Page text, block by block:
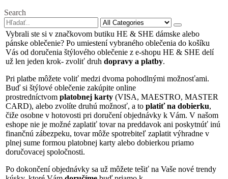
Search
Vybrali ste si v značkovom butiku HE & SHE dámske alebo
pánske oblečenie? Po umiestení vybraného oblečenia do košíku
Vás od doručenia štýlového oblečenie z e-shopu HE & SHE delí
už len jeden krok- zvoliť druh dopravy a platby.
Pri platbe môžete voliť medzi dvoma pohodlnými možnosťami.
Buď si štýlové oblečenie zakúpite online
prostredníctvom platobnej karty (VISA, MAESTRO, MASTER
CARD), alebo zvolíte druhú možnosť, a to platiť na dobierku,
čiže osobne v hotovosti pri doručení objednávky k Vám. V našom
eshope nie je možné zaplatiť tovar na preddavok ani poskytnúť inú
finančnú zábezpeku, tovar môže spotrebiteľ zaplatit výhradne v
plnej sume formou platobnej karty alebo dobierkou priamo
doručovacej spoločnosti.
Po dokončení objednávky sa už môžete tešiť na Vaše nové trendy